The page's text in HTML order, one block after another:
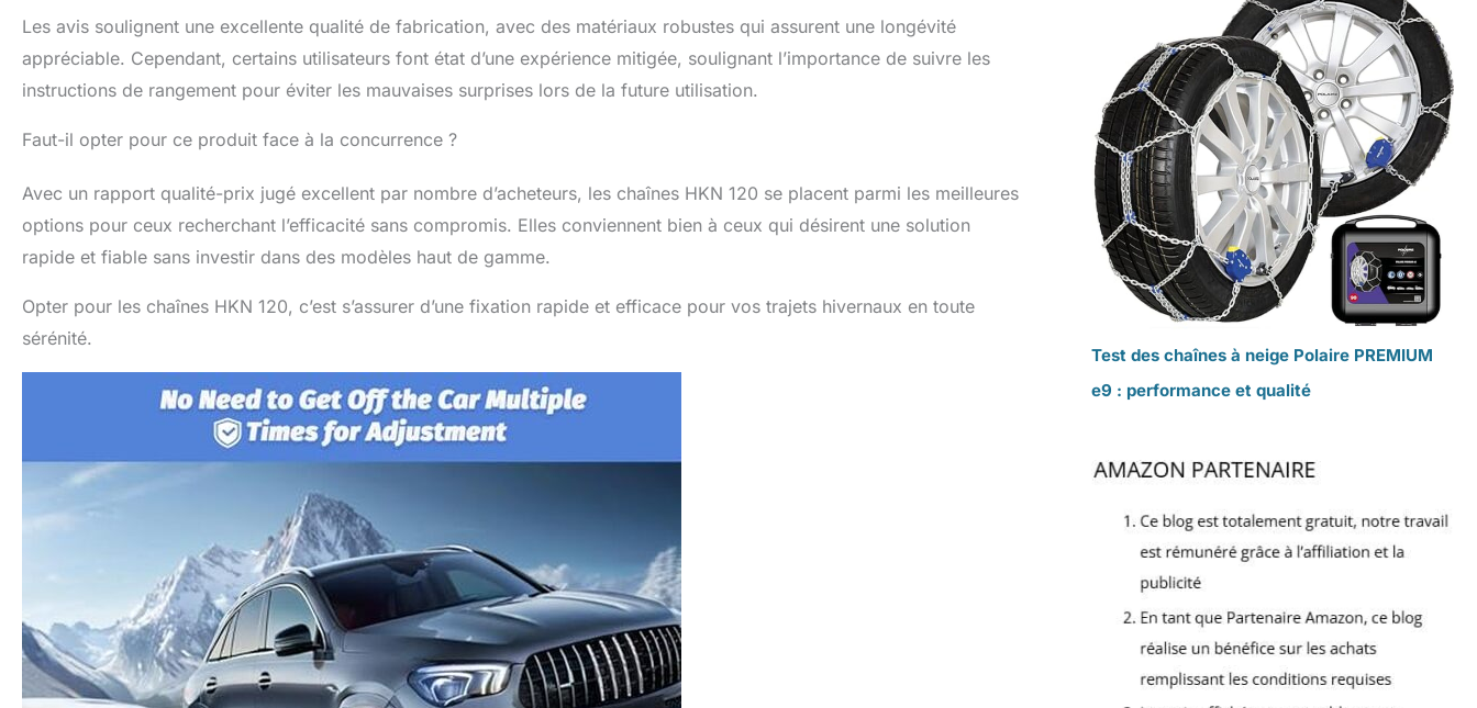
Les avis soulignent une excellente qualité de fabrication, avec des matériaux robustes qui assurent une longévité
appréciable. Cependant, certains utilisateurs font état d’une expérience mitigée, soulignant l’importance de suivre les
instructions de rangement pour éviter les mauvaises surprises lors de la future utilisation.
Faut-il opter pour ce produit face à la concurrence ?
Avec un rapport qualité-prix jugé excellent par nombre d’acheteurs, les chaînes HKN 120 se placent parmi les meilleures
options pour ceux recherchant l’efficacité sans compromis. Elles conviennent bien à ceux qui désirent une solution
rapide et fiable sans investir dans des modèles haut de gamme.
Opter pour les chaînes HKN 120, c’est s’assurer d’une fixation rapide et efficace pour vos trajets hivernaux en toute
sérénité.
Test des chaînes à neige Polaire PREMIUM
e9 : performance et qualité